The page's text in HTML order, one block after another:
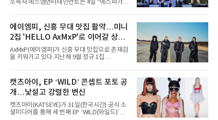
소속사 에스엠엔터테인먼트는 4일 “에스파가
서 열린 ‘롤라팔루자 시카고’(Lollapalooza
Chicago)의 알리안츠 스테이지에 올랐다”며
“총 14곡으로 구성된 세트리스트를 선사, 데뷔 7
년 차다운 노련한 무대 매너와 파워풀한 에너지
로 현장의 분위기를 압도했다”고 밝혔다.1991
년 시작된 ‘롤라팔루자’는 8개 스테이지, 170여
팀의 아티스트와 40만 명 이상의 관객이 운집하
코르티스 등 K팝 스타들이 출연진 명단에 이름
을 올렸다.이날 에스파는
에이엠피, 신흥 무대 맛집 활약…미니
2집 'HELLO AxMxP'로 이어갈 상승
세
AxMxP(에이엠피)가 신흥 무대 맛집으로 존재감
을 키워가고 있다.지난해 9월 정규 1집
AxMxP는 데뷔 전부터 버스킹과 각종 페스티벌,
공연 무대에 오르며 실전 경험을 쌓아왔다.이들
은 소속사 패밀리 콘서트를 비롯해 '뷰티풀 민트
라이프 2025', '2025 부산국제록페스티벌' 등 대
형 무대에 잇달아 출연해 당찬 에너지와 풋풋한
매력으로 음악팬들의 눈도장을 찍었다.이후
AxMxP는 '카운트다운 판타지 2025-2026',
캣츠아이, EP ‘WILD’ 콘셉트 포토 공
개…낯설고 강렬한 변신
캣츠아이(KATSEYE)가 31일(한국시간) 공식 소
셜미디어를 통해 세 번째 EP ‘WILD(와일드)’의